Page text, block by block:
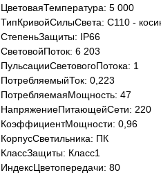
ЦветоваяТемпература: 5 000
ТипКривойСилыСвета: C110 -
СтепеньЗащиты: IP66
СветовойПоток: 6 203
ПульсацииСветовогоПотока: 1
ПотребляемыйТок: 0,223
ПотребляемаяМощность: 47
НапряжениеПитающейСети: 220
КоэффициентМощности: 0,96
КорпусСветильника: ПК
КлассЗащиты: Класс1
ИндексЦветопередачи: 80